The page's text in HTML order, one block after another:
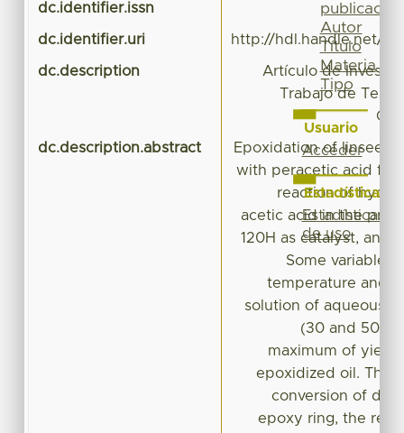
dc.identifier.issn
dc.identifier.uri http://hdl.handle.net/
dc.description
Artículo de
Trabajo de
dc.description.abstract
Epoxidation of linseed
with peracetic acid
reaction of
acetic acid in the
120H as catalyst, and
Some variables
temperature and
solution of aqueous
(30 and 50
maximum of yield
epoxidized oil. The
conversion of
epoxy ring, the
publicación
Autor
Título
Materia
Tipo
Usuario
Acceder
Estadísticas
Estadísticas
de uso